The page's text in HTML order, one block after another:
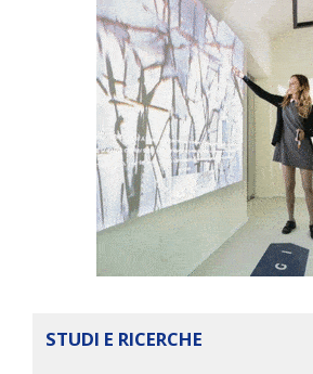
STUDI E RICERCHE